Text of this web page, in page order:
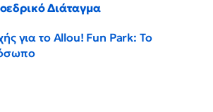
Διάταγμα
για το Allou! Fun Park: Το